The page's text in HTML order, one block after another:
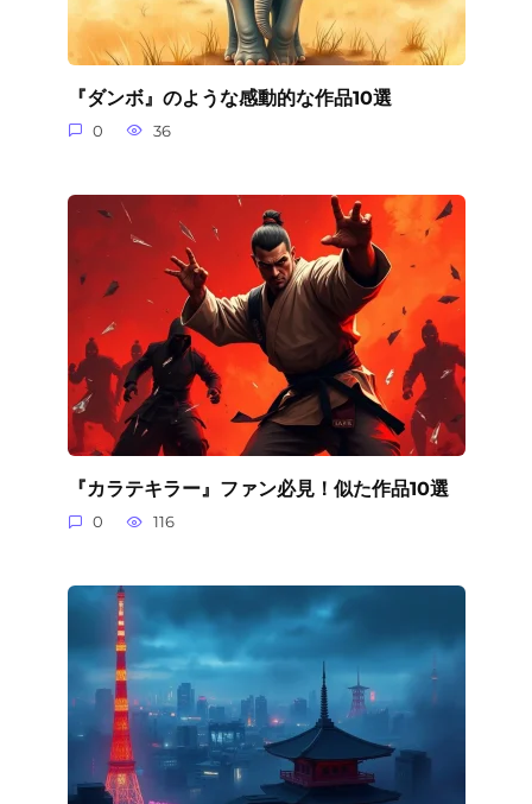
『ダンボ』のような感動的な作品10選
0 36
『カラテキラー』ファン必見！似た作品10選
0 116